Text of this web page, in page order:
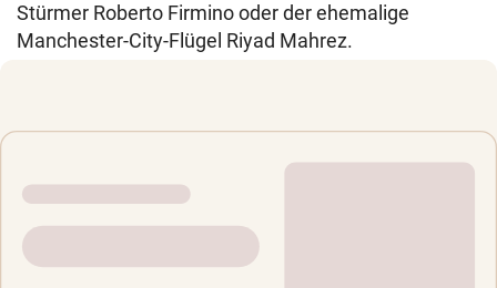
Stürmer Roberto Firmino oder der ehemalige
Manchester-City-Flügel Riyad Mahrez.